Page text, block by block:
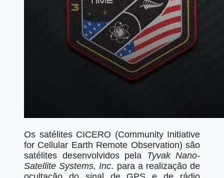
Os satélites CICERO (Community Initiative
for Cellular Earth Remote Observation) são
satélites desenvolvidos pela Tyvak Nano-
Satellite Systems, Inc. para a realização de